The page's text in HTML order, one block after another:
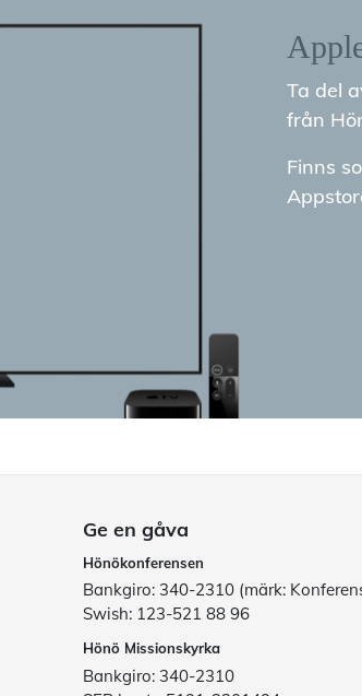
Ta del
från
Finns
Ge en gåva
Hönökonferensen
Bankgiro: 340-2310 (märk:
Swish: 123-521 88 96
Hönö Missionskyrka
Bankgiro: 340-2310